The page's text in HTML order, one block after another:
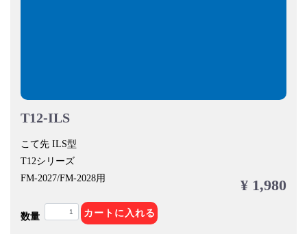
T12-ILS
こて先 ILS型
T12シリーズ
FM-2027/FM-2028用
¥ 1,980
数量 カートに入れる